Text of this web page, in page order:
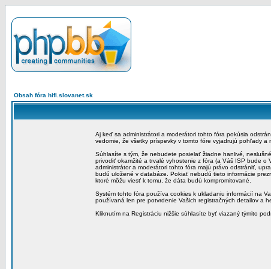
Obsah fóra hifi.slovanet.sk
Aj keď sa administrátori a moderátori tohto fóra pokúsia
vedomie, že všetky príspevky v tomto fóre vyjadrujú pohľady
Súhlasíte s tým, že nebudete posielať žiadne hanlivé,
privodiť okamžité a trvalé vyhostenie z fóra (a Váš ISP bude
administrátor a moderátori tohto fóra majú právo odstrániť,
budú uložené v databáze. Pokiať nebudú tieto informácie
ktoré môžu viesť k tomu, že dáta budú kompromitované.
Systém tohto fóra používa cookies k ukladaniu informácií na
používaná len pre potvrdenie Vašich registračných detailov a
Kliknutím na Registráciu nižšie súhlasíte byť viazaný týmito